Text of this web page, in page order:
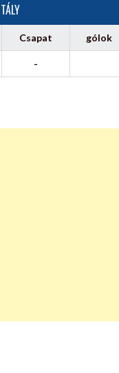
Csapat gólok
-